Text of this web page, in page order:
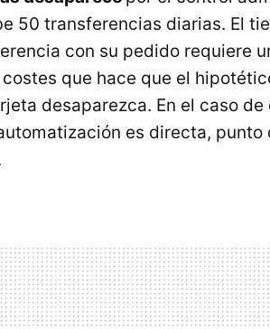
50 transferencias diarias. El
con su pedido requiere
que hace que el
desaparezca. En el caso de
es directa, punto